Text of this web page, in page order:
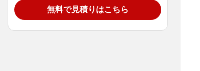
無料で見積りはこちら